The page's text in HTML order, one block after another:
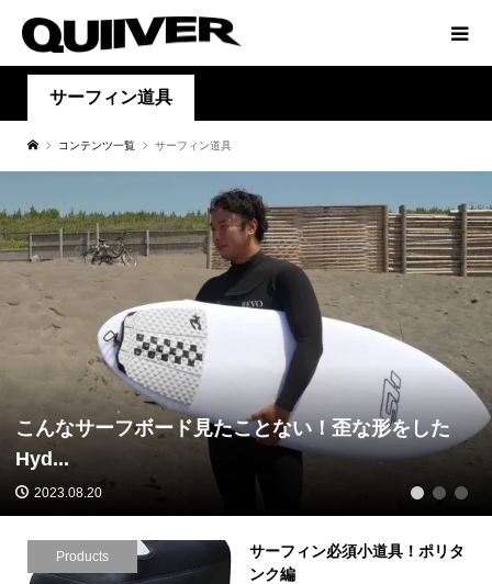
サーフィン道具
コンテンツ一覧 サーフィン道具
こんなサーフボード見たことない！歪な形をした
Hyd...
2023.08.20 1 2 3
Products
サーフィン必須小道具！ポリタ
ンク編